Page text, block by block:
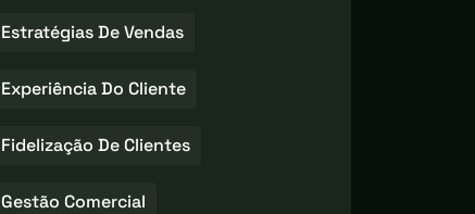
Estratégias De Vendas
Experiência Do Cliente
Fidelização De Clientes
Gestão Comercial